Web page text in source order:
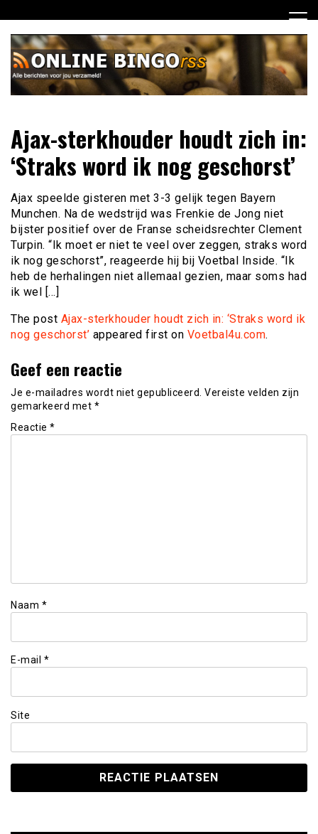
naar
inhoud
Online Bingo RSS
verzameld
Ajax-sterkhouder houdt zich in:
‘Straks word ik nog geschorst’
Ajax speelde gisteren met 3-3 gelijk tegen Bayern
Munchen. Na de wedstrijd was Frenkie de Jong niet
bijster positief over de Franse scheidsrechter Clement
Turpin. “Ik moet er niet te veel over zeggen, straks word
ik nog geschorst”, reageerde hij bij Voetbal Inside. “Ik
heb de herhalingen niet allemaal gezien, maar soms had
ik wel […]
The post Ajax-sterkhouder houdt zich in: ‘Straks word ik
nog geschorst’ appeared first on Voetbal4u.com.
Geef een reactie
Je e-mailadres wordt niet gepubliceerd. Vereiste velden zijn
gemarkeerd met *
Reactie *
Naam *
E-mail *
Site